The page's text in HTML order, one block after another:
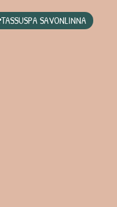
TASSUSPA SAVONLINNA